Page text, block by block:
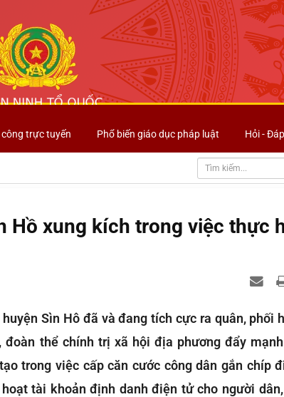
công trực tuyến Phổ biến giáo dục pháp luật Hỏi - Đáp
Hồ xung kích trong việc thực
Sìn Hô đã và đang tích cực ra quân, phối
đoàn thể chính trị xã hội địa phương đẩy
trong việc cấp căn cước công dân gắn chíp
tài khoản định danh điện tử cho người